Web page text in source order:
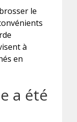
le
à
en
a été